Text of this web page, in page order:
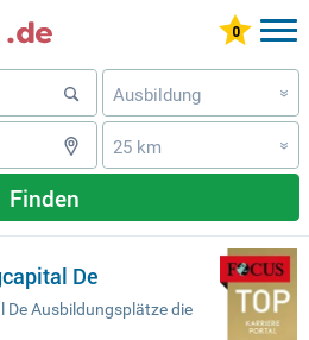
Ausbildung »
25 km »
Finden
De
De Ausbildungsplätze die